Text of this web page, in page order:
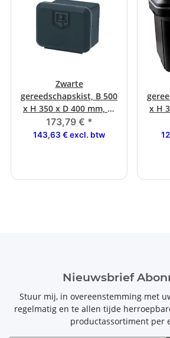
Zwarte
gereedschapskist, B 500
x H 350 x D 400 mm, T-
greep en slot
173,79 € *
143,63 € excl. btw
x H
Nieuwsbrief
Stuur mij, in overeenstemming met
regelmatig en te allen tijde
productassortiment per